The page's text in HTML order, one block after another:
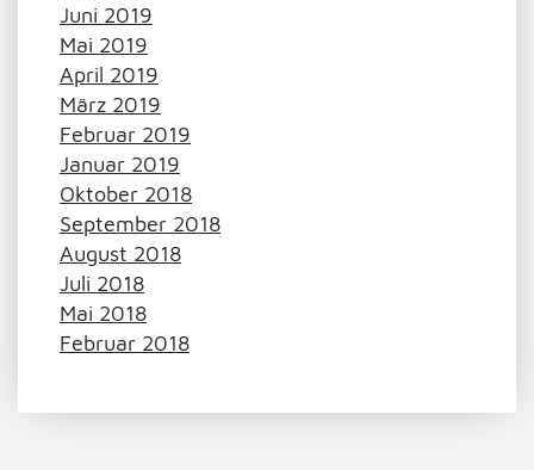
Juni 2019
Mai 2019
April 2019
März 2019
Februar 2019
Januar 2019
Oktober 2018
September 2018
August 2018
Juli 2018
Mai 2018
Februar 2018